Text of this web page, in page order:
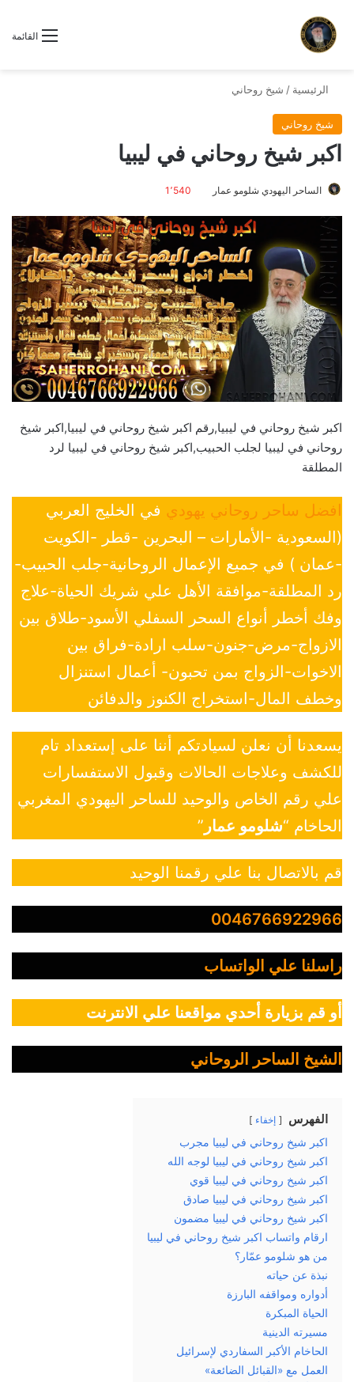
القائمة
الرئيسية / شيخ روحاني
شيخ روحاني
اكبر شيخ روحاني في ليبيا
الساحر اليهودي شلومو عمار 1٬540
اكبر شيخ روحاني في ليبيا,رقم اكبر شيخ روحاني في ليبيا,اكبر شيخ
روحاني في ليبيا لجلب الحبيب,اكبر شيخ روحاني في ليبيا لرد
المطلقة
افضل ساحر روحاني يهودي في الخليج العربي
(السعودية -الأمارات – البحرين -قطر -الكويت
-عمان ) في جميع الإعمال الروحانية-جلب الحبيب-
رد المطلقة-موافقة الأهل علي شريك الحياة-علاج
وفك أخطر أنواع السحر السفلي الأسود-طلاق بين
الازواج-مرض-جنون-سلب ارادة-فراق بين
الاخوات-الزواج بمن تحبون- أعمال استنزال
وخطف المال-استخراج الكنوز والدفائن
يسعدنا أن نعلن لسيادتكم أننا على إستعداد تام
للكشف وعلاجات الحالات وقبول الاستفسارات
علي رقم الخاص والوحيد للساحر اليهودي المغربي
الحاخام “شلومو عمار ”
قم بالاتصال بنا علي رقمنا الوحيد
0046766922966
راسلنا علي الواتساب
أو قم بزيارة أحدي مواقعنا علي الانترنت
الشيخ الساحر الروحاني
الفهرس إخفاء
اكبر شيخ روحاني في ليبيا مجرب
اكبر شيخ روحاني في ليبيا لوجه الله
اكبر شيخ روحاني في ليبيا قوي
اكبر شيخ روحاني في ليبيا صادق
اكبر شيخ روحاني في ليبيا مضمون
ارقام واتساب اكبر شيخ روحاني في ليبيا
من هو شلومو عمّار؟
نبذة عن حياته
أدواره ومواقفه البارزة
الحياة المبكرة
مسيرته الدينية
الحاخام الأكبر السفاردي لإسرائيل
العمل مع «القبائل الضائعة»